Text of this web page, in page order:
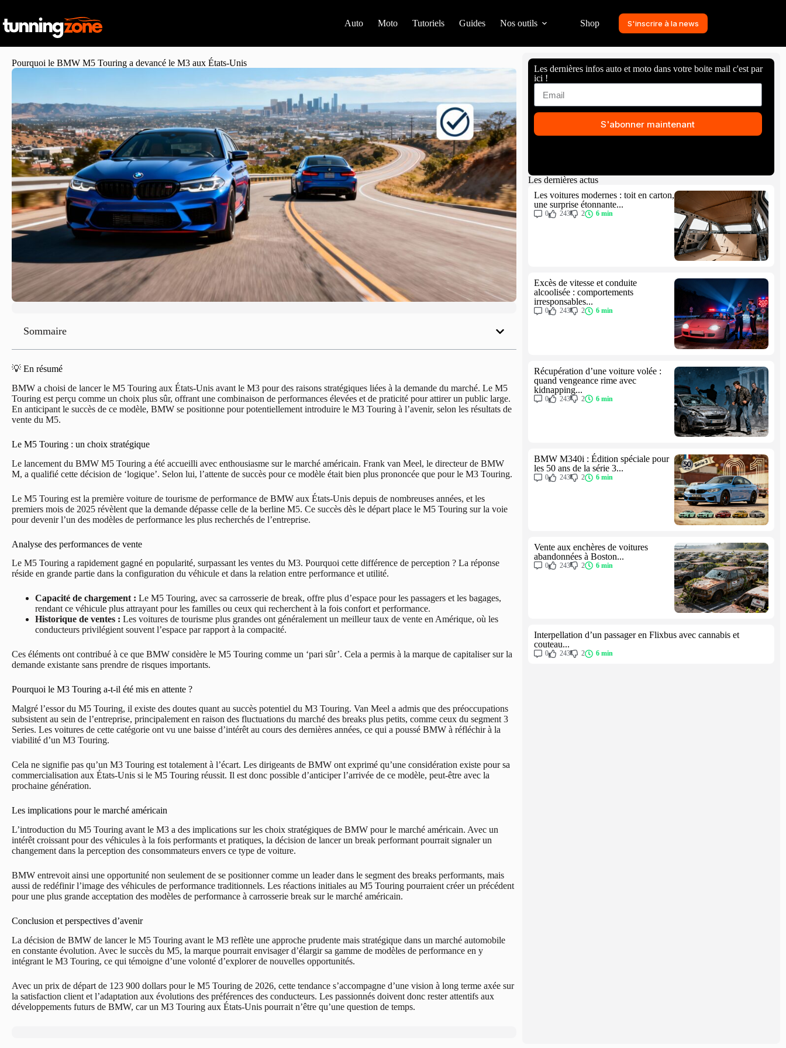
Auto Moto Tutoriels Guides Nos outils Shop S'inscrire à la news
Pourquoi le BMW M5 Touring a devancé le M3 aux États-Unis
Sommaire
💡 En résumé
BMW a choisi de lancer le M5 Touring aux États-Unis avant le M3 pour des raisons stratégiques liées à la demande du marché. Le M5
Touring est perçu comme un choix plus sûr, offrant une combinaison de performances élevées et de praticité pour attirer un public large.
En anticipant le succès de ce modèle, BMW se positionne pour potentiellement introduire le M3 Touring à l’avenir, selon les résultats de
vente du M5.
Le M5 Touring : un choix stratégique
Le lancement du BMW M5 Touring a été accueilli avec enthousiasme sur le marché américain. Frank van Meel, le directeur de BMW
M, a qualifié cette décision de ‘logique’. Selon lui, l’attente de succès pour ce modèle était bien plus prononcée que pour le M3 Touring.
Le M5 Touring est la première voiture de tourisme de performance de BMW aux États-Unis depuis de nombreuses années, et les
premiers mois de 2025 révèlent que la demande dépasse celle de la berline M5. Ce succès dès le départ place le M5 Touring sur la voie
pour devenir l’un des modèles de performance les plus recherchés de l’entreprise.
Analyse des performances de vente
Le M5 Touring a rapidement gagné en popularité, surpassant les ventes du M3. Pourquoi cette différence de perception ? La réponse
réside en grande partie dans la configuration du véhicule et dans la relation entre performance et utilité.
Capacité de chargement : Le M5 Touring, avec sa carrosserie de break, offre plus d’espace pour les passagers et les bagages,
rendant ce véhicule plus attrayant pour les familles ou ceux qui recherchent à la fois confort et performance.
Historique de ventes : Les voitures de tourisme plus grandes ont généralement un meilleur taux de vente en Amérique, où les
conducteurs privilégient souvent l’espace par rapport à la compacité.
Ces éléments ont contribué à ce que BMW considère le M5 Touring comme un ‘pari sûr’. Cela a permis à la marque de capitaliser sur la
demande existante sans prendre de risques importants.
Pourquoi le M3 Touring a-t-il été mis en attente ?
Malgré l’essor du M5 Touring, il existe des doutes quant au succès potentiel du M3 Touring. Van Meel a admis que des préoccupations
subsistent au sein de l’entreprise, principalement en raison des fluctuations du marché des breaks plus petits, comme ceux du segment 3
Series. Les voitures de cette catégorie ont vu une baisse d’intérêt au cours des dernières années, ce qui a poussé BMW à réfléchir à la
viabilité d’un M3 Touring.
Cela ne signifie pas qu’un M3 Touring est totalement à l’écart. Les dirigeants de BMW ont exprimé qu’une considération existe pour sa
commercialisation aux États-Unis si le M5 Touring réussit. Il est donc possible d’anticiper l’arrivée de ce modèle, peut-être avec la
prochaine génération.
Les implications pour le marché américain
L’introduction du M5 Touring avant le M3 a des implications sur les choix stratégiques de BMW pour le marché américain. Avec un
intérêt croissant pour des véhicules à la fois performants et pratiques, la décision de lancer un break performant pourrait signaler un
changement dans la perception des consommateurs envers ce type de voiture.
BMW entrevoit ainsi une opportunité non seulement de se positionner comme un leader dans le segment des breaks performants, mais
aussi de redéfinir l’image des véhicules de performance traditionnels. Les réactions initiales au M5 Touring pourraient créer un précédent
pour une plus grande acceptation des modèles de performance à carrosserie break sur le marché américain.
Conclusion et perspectives d’avenir
La décision de BMW de lancer le M5 Touring avant le M3 reflète une approche prudente mais stratégique dans un marché automobile
en constante évolution. Avec le succès du M5, la marque pourrait envisager d’élargir sa gamme de modèles de performance en y
intégrant le M3 Touring, ce qui témoigne d’une volonté d’explorer de nouvelles opportunités.
Avec un prix de départ de 123 900 dollars pour le M5 Touring de 2026, cette tendance s’accompagne d’une vision à long terme axée sur
la satisfaction client et l’adaptation aux évolutions des préférences des conducteurs. Les passionnés doivent donc rester attentifs aux
développements futurs de BMW, car un M3 Touring aux États-Unis pourrait n’être qu’une question de temps.
Les dernières infos auto et moto dans votre boite mail c'est par
ici !
S'abonner maintenant
Les dernières actus
Les voitures modernes : toit en carton,
une surprise étonnante...
0 243 2 6 min
Excès de vitesse et conduite
alcoolisée : comportements
irresponsables...
0 243 2 6 min
Récupération d’une voiture volée :
quand vengeance rime avec
kidnapping...
0 243 2 6 min
BMW M340i : Édition spéciale pour
les 50 ans de la série 3...
0 243 2 6 min
Vente aux enchères de voitures
abandonnées à Boston...
0 243 2 6 min
Interpellation d’un passager en Flixbus avec cannabis et
couteau...
0 243 2 6 min